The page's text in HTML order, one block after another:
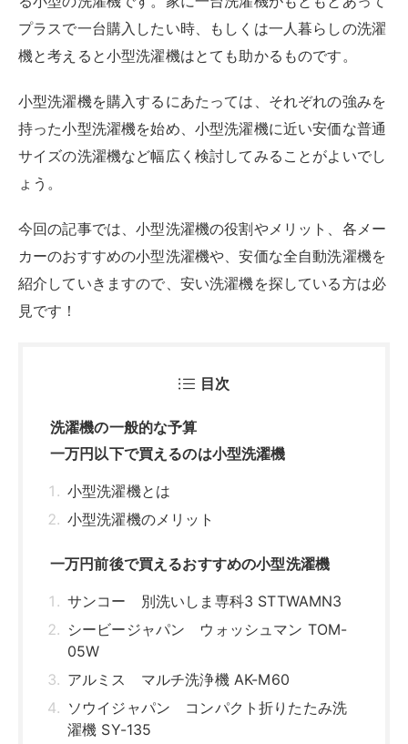
紹介していきますので、安い洗濯機を探している方は必
見です！
目次
洗濯機の一般的な予算
一万円以下で買えるのは小型洗濯機
小型洗濯機とは
小型洗濯機のメリット
ソウイジャパン コンパクト折りたたみ洗
濯機 SY-135
比較的安価なおすすめの全自動洗濯機
ハイセンス HW-T45F
ハイアール JW-C33B
アイリスオーヤマ IAW-T504
一万円以下なら小型洗濯機！全自動洗濯機な
関連記事はこちら